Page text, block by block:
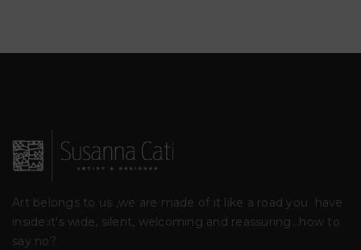
Art belongs to us ,we are made of it like a road you
have
inside:it's wide, silent, welcoming and reassuring...how to
say no?